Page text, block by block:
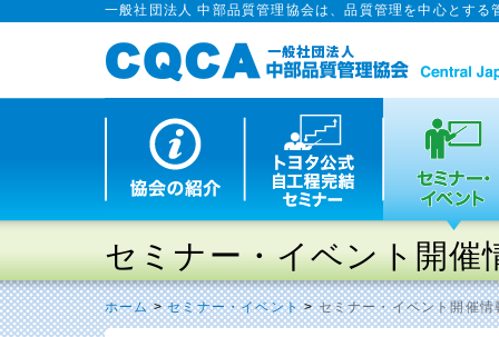
一般社団法人 中部品質管理協会は、品質管理を中心とす
セミナー・イベント開催
ホーム>セミナー・イベント>セミナー・イベント開催情